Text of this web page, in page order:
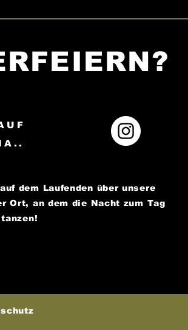
dem Laufenden über unsere
Ort, an dem die Nacht zum Tag